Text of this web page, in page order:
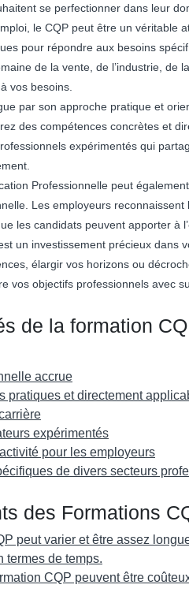
se perfectionner dans leur
le CQP peut être un véritable
pour répondre aux besoins
de la vente, de l’industrie, de
vos besoins.
par son approche pratique et
des compétences concrètes et
expérimentés qui
Professionnelle peut
Les employeurs
les candidats peuvent apporter à
un investissement précieux dans
élargir vos horizons ou
vos objectifs professionnels avec
de la formation
accrue
pratiques et directement
expérimentés
pour les employeurs
de divers secteurs
des Formations
peut varier et être assez
termes de temps.
CQP peuvent être